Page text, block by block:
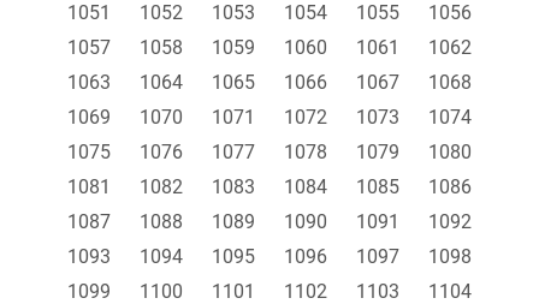
1051
1052 1053 1054 1055
1056
1057
1058 1059 1060 1061
1062
1063
1064 1065 1066 1067
1068
1069
1070 1071 1072 1073
1074
1075
1076 1077 1078 1079
1080
1081
1082 1083 1084 1085
1086
1087
1088 1089 1090 1091
1092
1093
1094 1095 1096 1097
1098
1099
1100 1101 1102 1103
1104